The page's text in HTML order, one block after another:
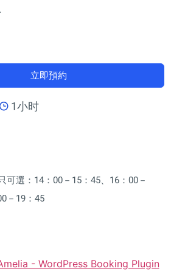
立即預約
1小时
可選：14：00－15：45、16：00－
－19：45
- WordPress Booking Plugin